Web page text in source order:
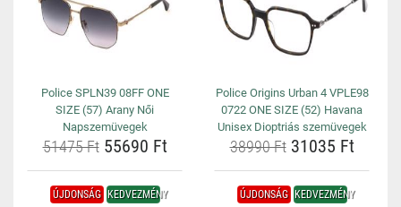
Police SPLN39 08FF ONE
SIZE (57) Arany Női
Napszemüvegek
51475 Ft55690 Ft
Police Origins Urban 4 VPLE98
0722 ONE SIZE (52) Havana
Unisex Dioptriás szemüvegek
38990 Ft31035 Ft
ÚJDONSÁG KEDVEZMÉNY ÚJDONSÁG KEDVEZMÉNY